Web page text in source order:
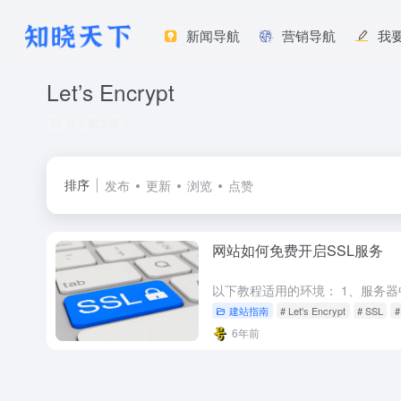
新闻导航 营销导航 我
Let’s Encrypt
排序 发布 更新 浏览 点赞
网站如何免费开启SSL服务
建站指南 # Let's Encrypt # SSL
6年前